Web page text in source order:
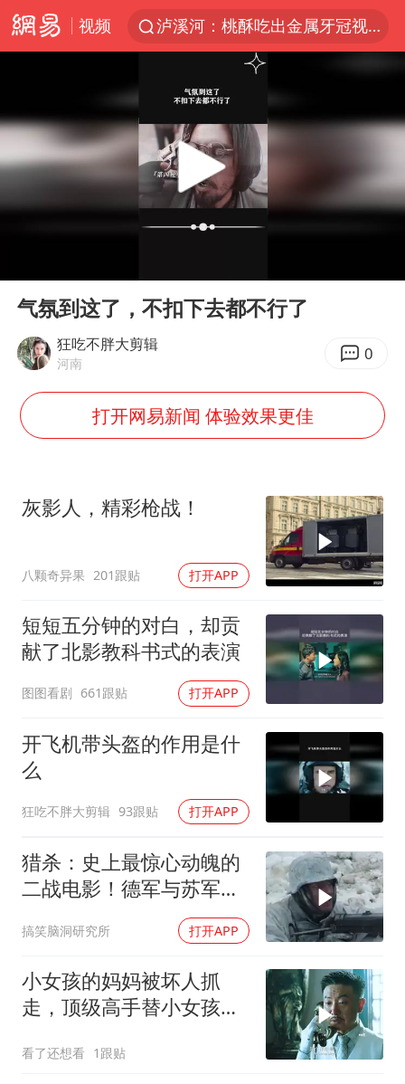
视频
泸溪河：桃酥吃出金属牙冠视频不实
四川宜宾市发生5.0级左右地震
改名后的“青海拉面”店
1岁宝宝碰坏纸巾盒 宝妈被索赔924元
“空调24小时开着更省电”不实
“不建议大家买深色蛋糕”
公司“上四休三”但要降薪1000元
如何把百年大党建设得更加坚强有力？
Play
气氛到这了，不扣下去都不行了
狂吃不胖大剪辑
河南 0
打开网易新闻 体验效果更佳
灰影人，精彩枪战！
八颗奇异果 201跟贴 打开APP
短短五分钟的对白，却贡
献了北影教科书式的表演
图图看剧 661跟贴 打开APP
开飞机带头盔的作用是什
么
狂吃不胖大剪辑 93跟贴 打开APP
猎杀：史上最惊心动魄的
二战电影！德军与苏军坦
搞笑脑洞研究所 打开APP
小女孩的妈妈被坏人抓
走，顶级高手替小女孩讨
看了还想看 1跟贴